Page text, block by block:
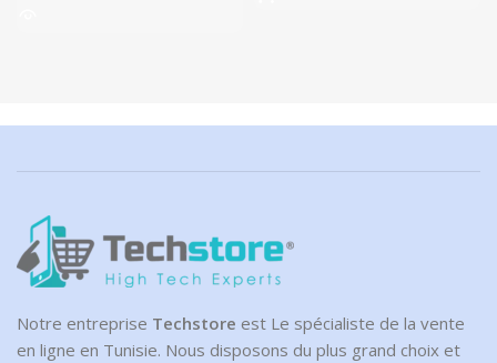
Notre entreprise Techstore est Le spécialiste de la vente
en ligne en Tunisie. Nous disposons du plus grand choix et